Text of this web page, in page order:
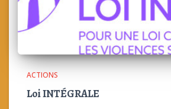
ACTIONS
Loi INTÉGRALE